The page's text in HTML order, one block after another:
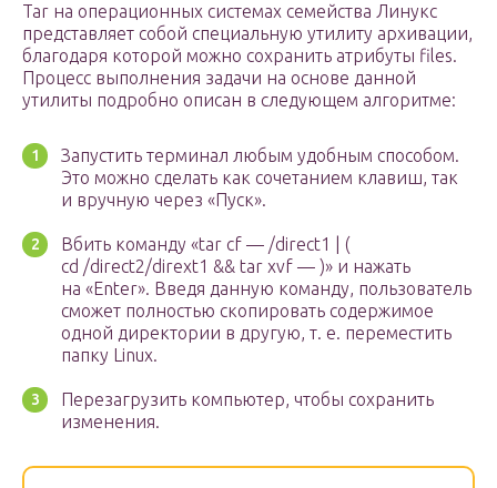
Tar на операционных системах семейства Линукс
представляет собой специальную утилиту архивации,
благодаря которой можно сохранить атрибуты files.
Процесс выполнения задачи на основе данной
утилиты подробно описан в следующем алгоритме:
Запустить терминал любым удобным способом.
Это можно сделать как сочетанием клавиш, так
и вручную через «Пуск».
Вбить команду «tar cf — /direct1 | (
cd /direct2/dirext1 && tar xvf — )» и нажать
на «Enter». Введя данную команду, пользователь
сможет полностью скопировать содержимое
одной директории в другую, т. е. переместить
папку Linux.
Перезагрузить компьютер, чтобы сохранить
изменения.